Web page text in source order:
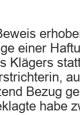
einer
Klägers
Bezug
habe